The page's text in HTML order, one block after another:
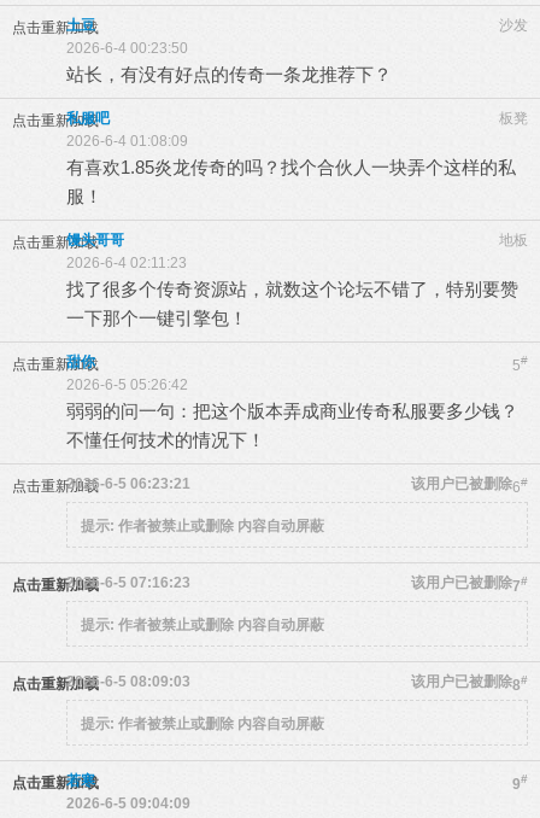
点击重新加载 沙发
土豆
2026-6-4 00:23:50
站长，有没有好点的传奇一条龙推荐下？
点击重新加载 板凳
私服吧
2026-6-4 01:08:09
有喜欢1.85炎龙传奇的吗？找个合伙人一块弄个这样的私
服！
点击重新加载 地板
馒头哥哥
2026-6-4 02:11:23
找了很多个传奇资源站，就数这个论坛不错了，特别要赞
一下那个一键引擎包！
点击重新加载 5#
甜你
2026-6-5 05:26:42
弱弱的问一句：把这个版本弄成商业传奇私服要多少钱？
不懂任何技术的情况下！
点击重新加载 6#
该用户已被删除
2026-6-5 06:23:21
提示: 作者被禁止或删除 内容自动屏蔽
点击重新加载 7#
该用户已被删除
2026-6-5 07:16:23
提示: 作者被禁止或删除 内容自动屏蔽
点击重新加载 8#
该用户已被删除
2026-6-5 08:09:03
提示: 作者被禁止或删除 内容自动屏蔽
点击重新加载 9#
若寒
2026-6-5 09:04:09